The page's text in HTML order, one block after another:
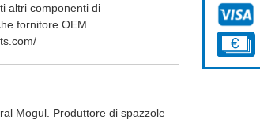
altri componenti di
fornitore OEM.
Mogul. Produttore di spazzole